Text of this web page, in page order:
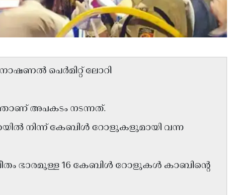
നാഷണൽ പെർമിറ്റ് ലോറി
അപകടം നടന്നത്.
നിന്ന് കേബിൾ റോളുകളുമായി വന്ന
ഭാരമുള്ള 16 കേബിൾ റോളുകൾ കാബിന്റെ